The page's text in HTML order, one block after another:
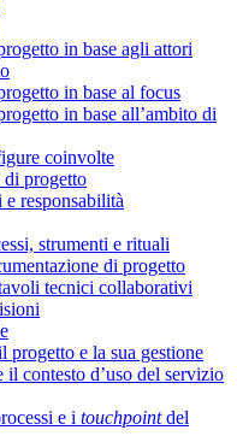
in base agli attori
in base al focus
in base all’ambito di
coinvolte
progetto
responsabilità
strumenti e rituali
di progetto
tecnici collaborativi
progetto e la sua gestione
il contesto d’uso del servizio
e i touchpointdel